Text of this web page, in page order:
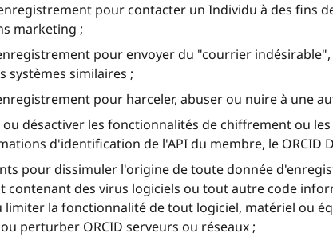
pour contacter un Individu à des fins
marketing ;
pour envoyer du "courrier
systèmes similaires ;
pour harceler, abuser ou nuire à une
désactiver les fonctionnalités de chiffrement ou
d'identification de l'API du membre, le ORCID
pour dissimuler l'origine de toute donnée
contenant des virus logiciels ou tout autre code
la fonctionnalité de tout logiciel, matériel ou
perturber ORCID serveurs ou réseaux ;